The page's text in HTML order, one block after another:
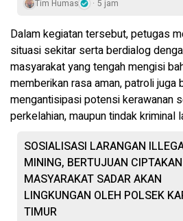
Tim Humas 5 jam
Dalam kegiatan tersebut, petugas
situasi sekitar serta berdialog
masyarakat yang tengah mengisi
memberikan rasa aman, patroli juga
mengantisipasi potensi kerawanan
perkelahian, maupun tindak kriminal
SOSIALISASI LARANGAN
MINING, BERTUJUAN CIPTAKAN
MASYARAKAT SADAR AKAN
LINGKUNGAN OLEH POLSEK
TIMUR